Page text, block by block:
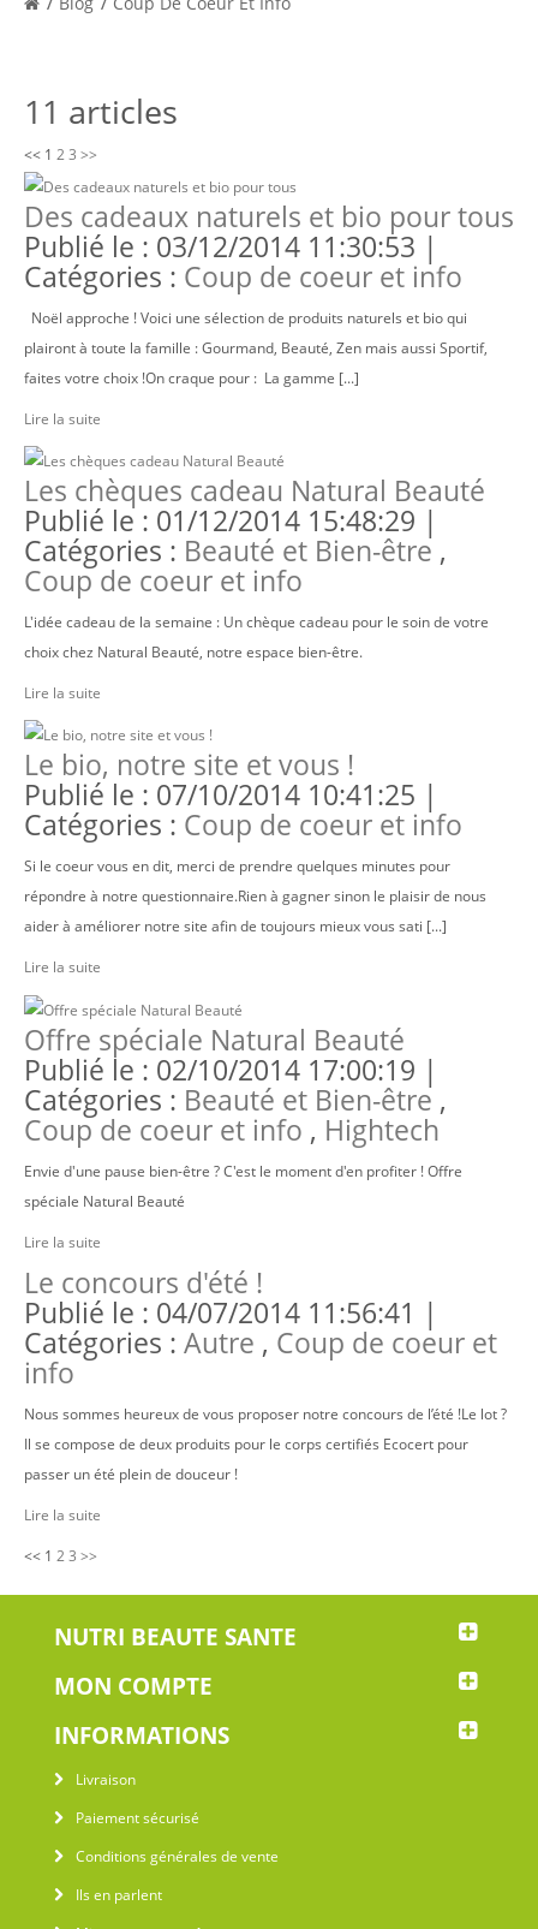
11 articles
<< 1 23 >>
Des cadeaux naturels et bio pour tous
Publié le : 03/12/2014 11:30:53 |
Catégories : Coup de coeur et info
Noël approche ! Voici une sélection de produits naturels et bio qui
plairont à toute la famille : Gourmand, Beauté, Zen mais aussi Sportif,
faites votre choix !On craque pour : La gamme [...]
Lire la suite
Les chèques cadeau Natural Beauté
Publié le : 01/12/2014 15:48:29 |
Catégories : Beauté et Bien-être ,
Coup de coeur et info
L'idée cadeau de la semaine : Un chèque cadeau pour le soin de votre
choix chez Natural Beauté, notre espace bien-être.
Lire la suite
Le bio, notre site et vous !
Publié le : 07/10/2014 10:41:25 |
Catégories : Coup de coeur et info
Si le coeur vous en dit, merci de prendre quelques minutes pour
répondre à notre questionnaire.Rien à gagner sinon le plaisir de nous
aider à améliorer notre site afin de toujours mieux vous sati [...]
Lire la suite
Offre spéciale Natural Beauté
Publié le : 02/10/2014 17:00:19 |
Catégories : Beauté et Bien-être ,
Coup de coeur et info , Hightech
Envie d'une pause bien-être ? C'est le moment d'en profiter ! Offre
spéciale Natural Beauté
Lire la suite
Le concours d'été !
Publié le : 04/07/2014 11:56:41 |
Catégories : Autre , Coup de coeur et
info
Nous sommes heureux de vous proposer notre concours de l’été !Le lot ?
Il se compose de deux produits pour le corps certifiés Ecocert pour
passer un été plein de douceur !
Lire la suite
<< 1 23 >>
NUTRI BEAUTE SANTE
MON COMPTE
INFORMATIONS
Livraison
Paiement sécurisé
Conditions générales de vente
Ils en parlent